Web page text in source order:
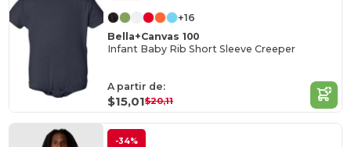
+16
Bella+Canvas 100
Infant Baby Rib Short Sleeve Creeper
A partir de:
$15,01$20,11
-34%